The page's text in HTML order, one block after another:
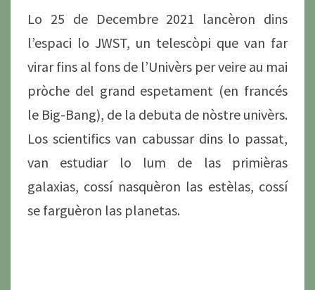
Lo 25 de Decembre 2021 lancèron dins
l’espaci lo JWST, un telescòpi que van far
virar fins al fons de l’Univèrs per veire au mai
pròche del grand espetament (en francés
le Big-Bang), de la debuta de nòstre univèrs.
Los scientifics van cabussar dins lo passat,
van estudiar lo lum de las primièras
galaxias, cossí nasquèron las estèlas, cossí
se farguèron las planetas.